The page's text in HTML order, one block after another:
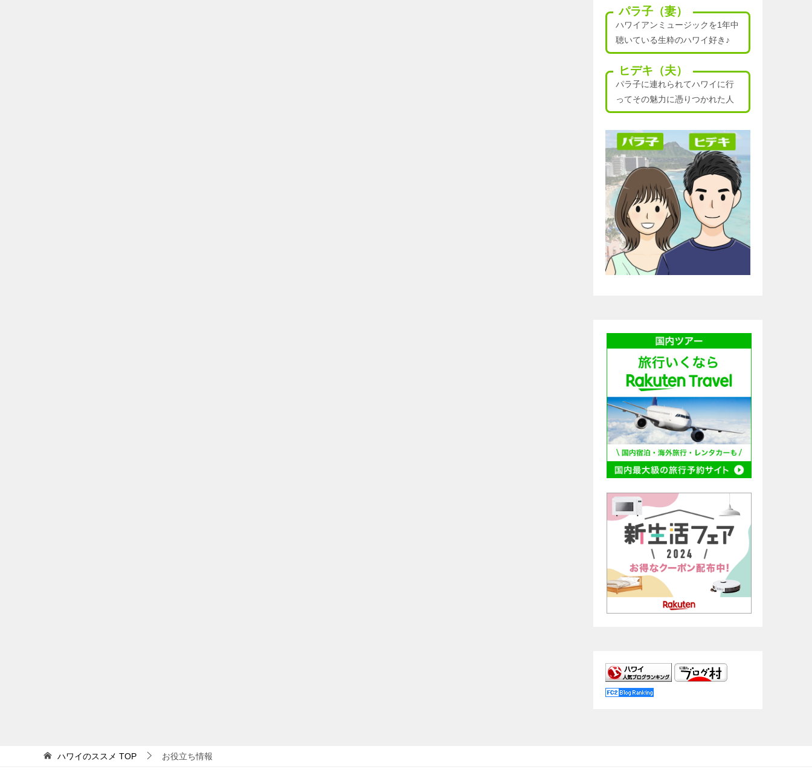
パラ子（妻）
ハワイアンミュージックを1年中
聴いている生粋のハワイ好き♪
ヒデキ（夫）
パラ子に連れられてハワイに行
ってその魅力に憑りつかれた人
ハワイのススメ TOP お役立ち情報